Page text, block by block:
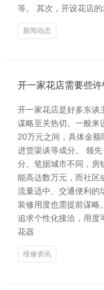
等。 其次，开设花店
新闻动态
开一家花店需要些
开一家花店是好多东谈
谋略至关热切。一般来
20万元之间，具体金
进货渠谈等成分。 领
分。笔据城市不同，房
能高达数万元，而社区
流量适中、交通便利的
装修用度也需提前谋略
追求个性化接洽，用度
花器
维修资讯